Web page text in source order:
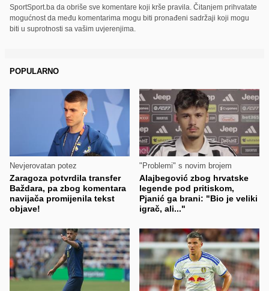
SportSport.ba da obriše sve komentare koji krše pravila. Čitanjem prihvatate
mogućnost da među komentarima mogu biti pronađeni sadržaji koji mogu
biti u suprotnosti sa vašim uvjerenjima.
POPULARNO
Nevjerovatan potez
Zaragoza potvrdila transfer
Baždara, pa zbog komentara
navijača promijenila tekst
objave!
"Problemi" s novim brojem
Alajbegović zbog hrvatske
legende pod pritiskom,
Pjanić ga brani: "Bio je veliki
igrač, ali..."